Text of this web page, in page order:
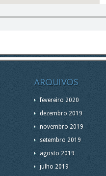
ARQUIVOS
fevereiro 2020
dezembro 2019
novembro 2019
setembro 2019
agosto 2019
julho 2019